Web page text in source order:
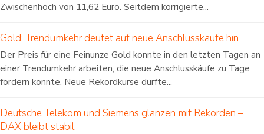
Zwischenhoch von 11,62 Euro. Seitdem korrigierte...
Gold: Trendumkehr deutet auf neue Anschlusskäufe hin
Der Preis für eine Feinunze Gold konnte in den letzten Tagen an
einer Trendumkehr arbeiten, die neue Anschlusskäufe zu Tage
fördern könnte. Neue Rekordkurse dürfte...
Deutsche Telekom und Siemens glänzen mit Rekorden –
DAX bleibt stabil